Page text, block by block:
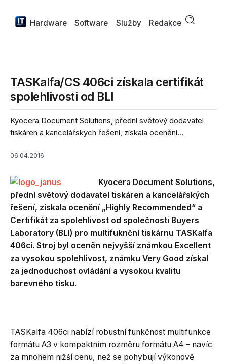
Hardware Software Služby Redakce
TASKalfa/CS 406ci získala certifikát
spolehlivosti od BLI
Kyocera Document Solutions, přední světový dodavatel
tiskáren a kancelářských řešení, získala ocenění...
06.04.2016
Kyocera Document Solutions,
přední světový dodavatel tiskáren a kancelářských
řešení, získala ocenění „Highly Recommended“ a
Certifikát za spolehlivost od společnosti Buyers
Laboratory (BLI) pro multifuknční tiskárnu TASKalfa
406ci. Stroj byl oceněn nejvyšší známkou Excellent
za vysokou spolehlivost, známku Very Good získal
za jednoduchost ovládání a vysokou kvalitu
barevného tisku.
TASKalfa 406ci nabízí robustní funkčnost multifunkce
formátu A3 v kompaktním rozměru formátu A4 – navíc
za mnohem nižší cenu, než se pohybují výkonově